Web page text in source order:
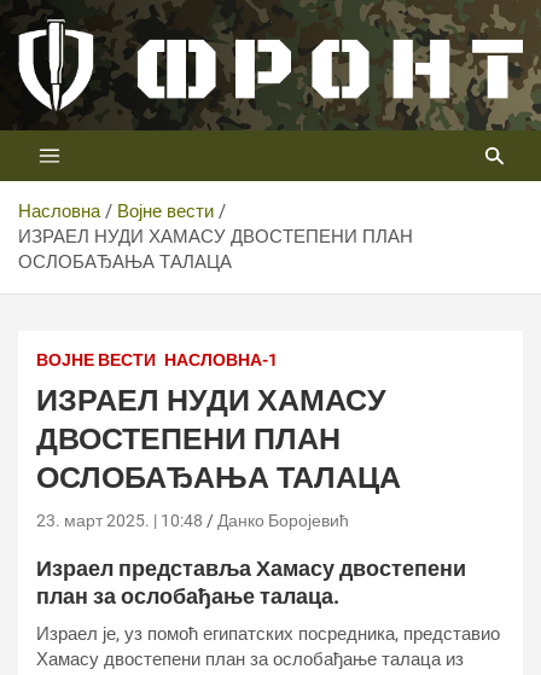
Скип
цонтент
Телевизија ФРОНТ
Први војни канал у Србији
Насловна
Војне вести
ИЗРАЕЛ НУДИ ХАМАСУ ДВОСТЕПЕНИ ПЛАН
ОСЛОБАЂАЊА ТАЛАЦА
ВОЈНЕ ВЕСТИ НАСЛОВНА-1
ИЗРАЕЛ НУДИ ХАМАСУ
ДВОСТЕПЕНИ ПЛАН
ОСЛОБАЂАЊА ТАЛАЦА
23. март 2025. | 10:48 Данко Боројевић
Израел представља Хамасу двостепени
план за ослобађање талаца.
Израел је, уз помоћ египатских посредника, представио
Хамасу двостепени план за ослобађање талаца из